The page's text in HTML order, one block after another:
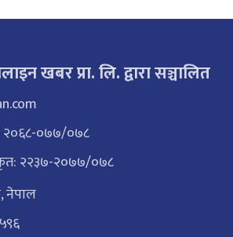
खबर प्रा. लि. द्वारा सञ्चालित
२०६८-०७७/०७८
२२३७-२०७७/०७८
नेपाल